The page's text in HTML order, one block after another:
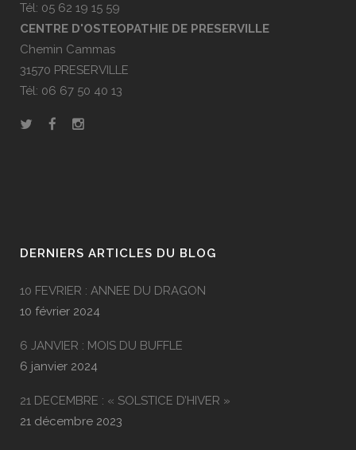
Tél: 05 62 19 15 59
CENTRE D'OSTEOPATHIE DE PRESERVILLE
Chemin Cammas
31570 PRESERVILLE
Tél: 06 67 50 40 13
DERNIERS ARTICLES DU BLOG
10 FEVRIER : ANNEE DU DRAGON
10 février 2024
6 JANVIER : MOIS DU BUFFLE
6 janvier 2024
21 DECEMBRE : « SOLSTICE D’HIVER »
21 décembre 2023